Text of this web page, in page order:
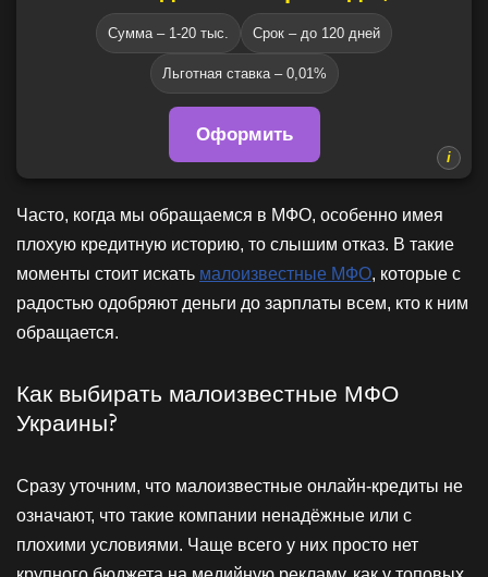
Сумма – 1-20 тыс. Срок – до 120 дней
Льготная ставка – 0,01%
Оформить
Часто, когда мы обращаемся в МФО, особенно имея
плохую кредитную историю, то слышим отказ. В такие
моменты стоит искать малоизвестные МФО, которые с
радостью одобряют деньги до зарплаты всем, кто к ним
обращается.
Как выбирать малоизвестные МФО
Украины?
Сразу уточним, что малоизвестные онлайн-кредиты не
означают, что такие компании ненадёжные или с
плохими условиями. Чаще всего у них просто нет